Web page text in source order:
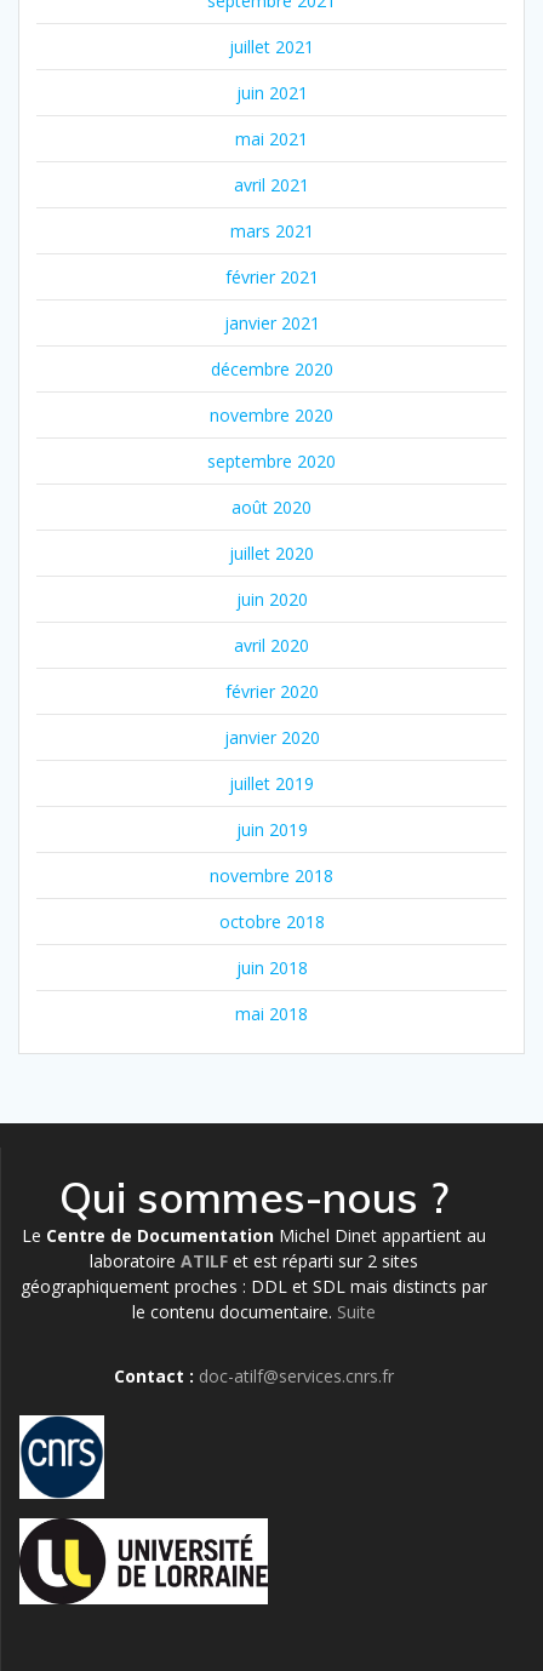
juillet 2021
juin 2021
mai 2021
avril 2021
mars 2021
février 2021
janvier 2021
décembre 2020
novembre 2020
septembre 2020
août 2020
juillet 2020
juin 2020
avril 2020
février 2020
janvier 2020
juillet 2019
juin 2019
novembre 2018
octobre 2018
juin 2018
mai 2018
Qui sommes-nous ?
Le Centre de Documentation Michel Dinet appartient au
laboratoire ATILF et est réparti sur 2 sites
géographiquement proches : DDL et SDL mais distincts par
le contenu documentaire. Suite
Contact : doc-atilf@services.cnrs.fr